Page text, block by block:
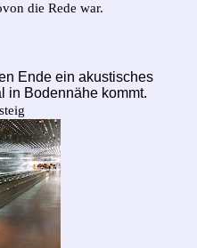
die Rede war.
Ende ein akustisches
in Bodennähe kommt.